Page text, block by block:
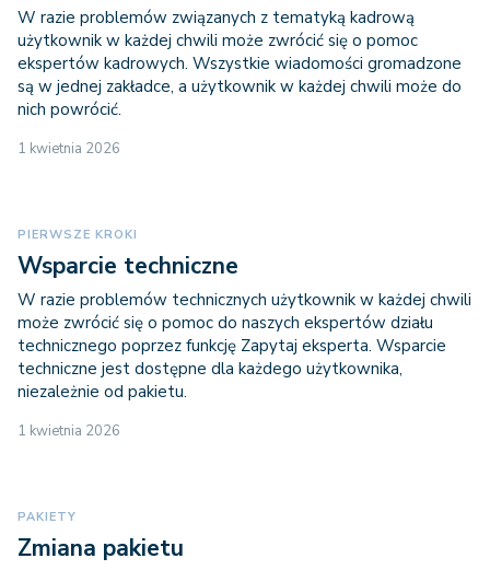
W razie problemów związanych z tematyką kadrową
użytkownik w każdej chwili może zwrócić się o pomoc
ekspertów kadrowych. Wszystkie wiadomości gromadzone
są w jednej zakładce, a użytkownik w każdej chwili może do
nich powrócić.
1 kwietnia 2026
PIERWSZE KROKI
Wsparcie techniczne
W razie problemów technicznych użytkownik w każdej chwili
może zwrócić się o pomoc do naszych ekspertów działu
technicznego poprzez funkcję Zapytaj eksperta. Wsparcie
techniczne jest dostępne dla każdego użytkownika,
niezależnie od pakietu.
1 kwietnia 2026
PAKIETY
Zmiana pakietu